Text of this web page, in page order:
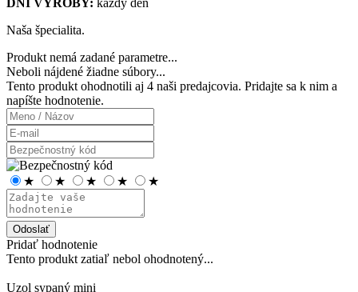
Naša špecialita.
Produkt nemá zadané parametre...
Neboli nájdené žiadne súbory...
Tento produkt ohodnotili aj 4 naši predajcovia. Pridajte sa k nim a
napíšte hodnotenie.
★ ★ ★ ★ ★
Odoslať
Pridať hodnotenie
Tento produkt zatiaľ nebol ohodnotený...
Uzol sypaný mini